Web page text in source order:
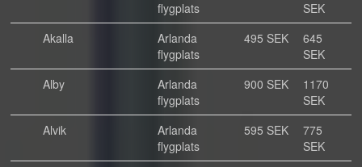
flygplats
SEK
Akalla
Arlanda
flygplats
495 SEK
645
SEK
Alby
Arlanda
flygplats
900 SEK
1170
SEK
Alvik
Arlanda
flygplats
595 SEK
775
SEK